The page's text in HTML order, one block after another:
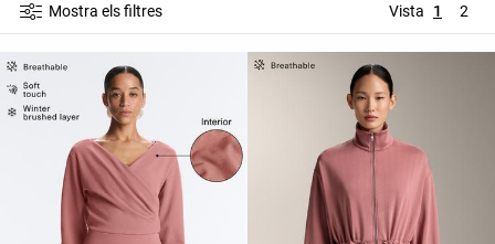
Mostra els filtres Vista 1 2